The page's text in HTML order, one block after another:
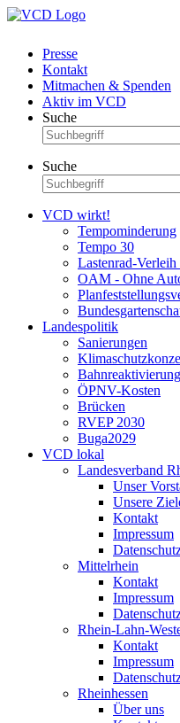
Presse
Kontakt
Mitmachen & Spenden
Aktiv im VCD
Suche
Suche
VCD wirkt!
Tempominderung
Tempo 30
Lastenrad-
OAM - Ohne
Landespolitik
Sanierungen
ÖPNV-Kosten
Brücken
RVEP 2030
Buga2029
VCD lokal
Landesverband
Unser
Unsere
Kontakt
Impressum
Mittelrhein
Kontakt
Impressum
Rhein-Lahn-
Kontakt
Impressum
Rheinhessen
Über uns